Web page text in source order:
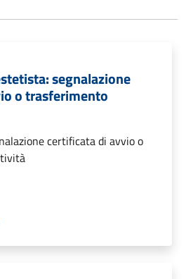
segnalazione
o trasferimento
certificata di avvio o